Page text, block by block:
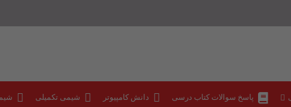
پاسخ سوالات کتاب درسی دانش کامپیوتر شیمی تکمیلی